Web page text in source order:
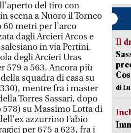
del tiro con
scena a Nuoro il Torneo
metri per l’arco
dagli Arcieri Arcos e
in via Pertini.
degli Arcieri Uras
579 a 563. Ancora più
squadra di casa su
mentre fra i master
Torres Sassari, dopo
su Massimo Lotta di
azzurrino Fabio
per 675 a 623, fra i
Il
di